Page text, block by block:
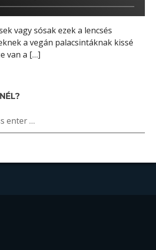
vagy sósak ezek a lencsés
a vegán palacsintáknak kissé
van a […]